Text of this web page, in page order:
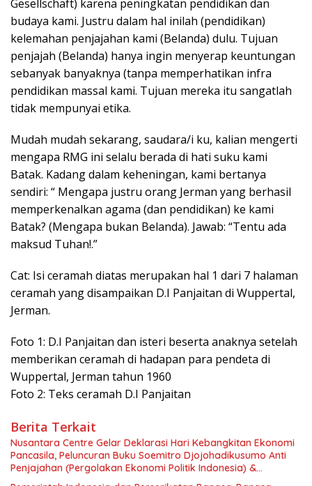
Gesellschaft) karena peningkatan pendidikan dan
budaya kami. Justru dalam hal inilah (pendidikan)
kelemahan penjajahan kami (Belanda) dulu. Tujuan
penjajah (Belanda) hanya ingin menyerap keuntungan
sebanyak banyaknya (tanpa memperhatikan infra
pendidikan massal kami. Tujuan mereka itu sangatlah
tidak mempunyai etika.
Mudah mudah sekarang, saudara/i ku, kalian mengerti
mengapa RMG ini selalu berada di hati suku kami
Batak. Kadang dalam keheningan, kami bertanya
sendiri: “ Mengapa justru orang Jerman yang berhasil
memperkenalkan agama (dan pendidikan) ke kami
Batak? (Mengapa bukan Belanda). Jawab: “Tentu ada
maksud Tuhan!.”
Cat: Isi ceramah diatas merupakan hal 1 dari 7 halaman
ceramah yang disampaikan D.I Panjaitan di Wuppertal,
Jerman.
Foto 1: D.I Panjaitan dan isteri beserta anaknya setelah
memberikan ceramah di hadapan para pendeta di
Wuppertal, Jerman tahun 1960
Foto 2: Teks ceramah D.I Panjaitan
Berita Terkait
Nusantara Centre Gelar Deklarasi Hari Kebangkitan Ekonomi
Pancasila, Peluncuran Buku Soemitro Djojohadikusumo Anti
Penjajahan (Pergolakan Ekonomi Politik Indonesia) &
Simposium Nasional “Urgensi Undang-Undang Perekonomian